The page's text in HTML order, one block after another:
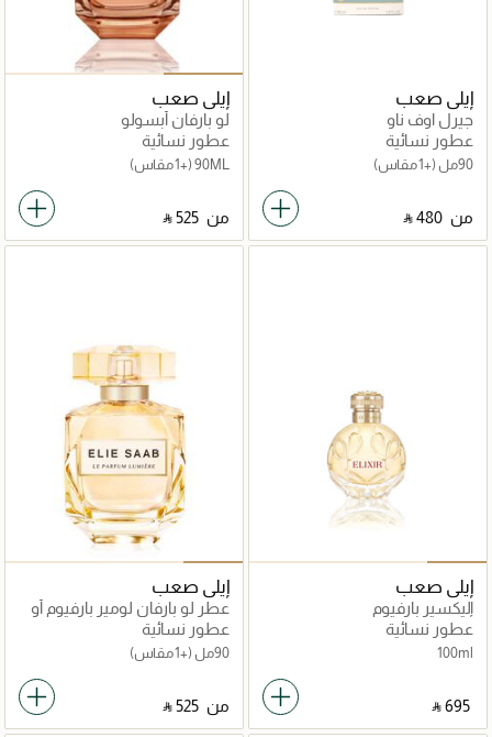
إيلي صعب
جيرل اوف ناو
عطور نسائية
90مل (+1 مقاس)
من ‎ ⃁ ⁦480⁩ ‎
إيلي صعب
لو بارفان أبسولو
عطور نسائية
90ML (+1 مقاس)
من ‎ ⃁ ⁦525⁩ ‎
إيلي صعب
إليكسير بارفيوم
عطور نسائية
100ml
‎ ⃁ ⁦695⁩ ‎
إيلي صعب
عطر لو بارفان لومير بارفيوم أو
دو بارفان
عطور نسائية
90مل (+1 مقاس)
من ‎ ⃁ ⁦525⁩ ‎